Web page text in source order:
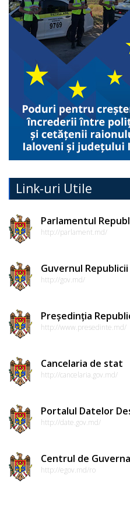
Link-uri Utile
Parlamentul
http://parlament.md/
Guvernul
http://gov.md/
Președinția
http://www.presedinte.md/
Cancelaria de stat
http://cancelaria.gov.md/
Portalul Datelor
http://date.gov.md/
Centrul de
http://egov.md/ro